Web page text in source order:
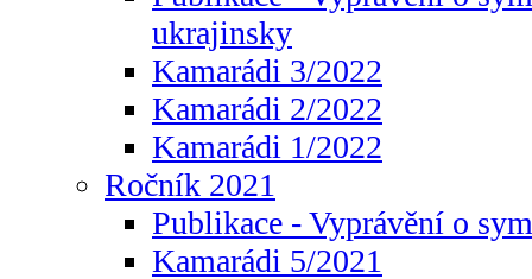
ukrajinsky
Kamarádi 3/2022
Kamarádi 2/2022
Kamarádi 1/2022
Ročník 2021
Publikace - Vyprávění o
Kamarádi 5/2021